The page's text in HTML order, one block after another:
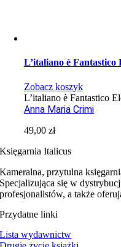
L’italiano è
Zobacz koszyk
L’italiano è Fantastico
Anna Maria Crimi
49,00zł
Księgarnia Italicus
Kameralna, przytulna
Specjalizująca się w
profesjonalistów, a także
Przydatne linki
Lista wydawnictw